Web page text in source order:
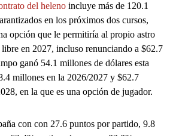
del heleno incluye más de 120.1
en los próximos dos cursos,
opción que le permitiría al propio astro
en 2027, incluso renunciando a $62.7
ganó 54.1 millones de dólares esta
millones en la 2026/2027 y $62.7
en la que es una opción de jugador.
con con 27.6 puntos por partido, 9.8